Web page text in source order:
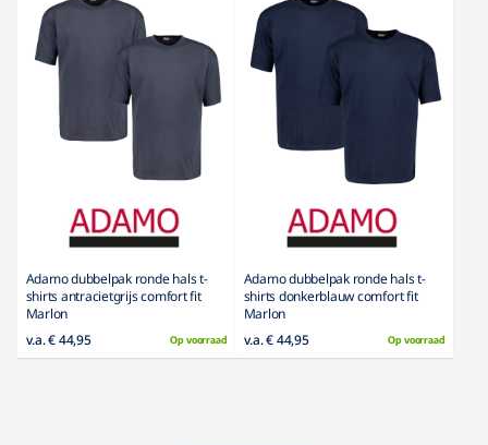
Adamo dubbelpak ronde hals t-
shirts antracietgrijs comfort fit
Marlon
v.a. € 44,95
Op voorraad
Adamo dubbelpak ronde hals t-
shirts donkerblauw comfort fit
Marlon
v.a. € 44,95
Op voorraad